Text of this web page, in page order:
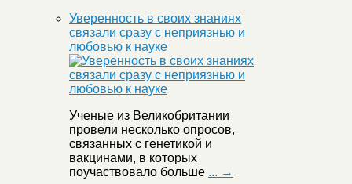
Уверенность в своих знаниях
связали сразу с неприязнью и
любовью к науке
Ученые из Великобритании
провели несколько опросов,
связанных с генетикой и
вакцинами, в которых
поучаствовало больше ... →